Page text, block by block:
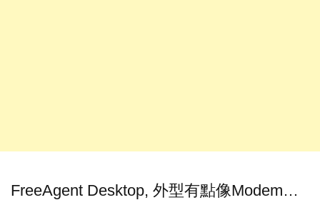
FreeAgent Desktop, 外型有點像Modem…